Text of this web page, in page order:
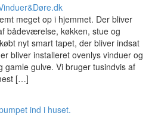
meget op i hjemmet. Der bliver
bådeværelse, køkken, stue og
nyt smart tapet, der bliver indsat
bliver installeret ovenlys vinduer og
gulve. Vi bruger tusindvis af
[…]